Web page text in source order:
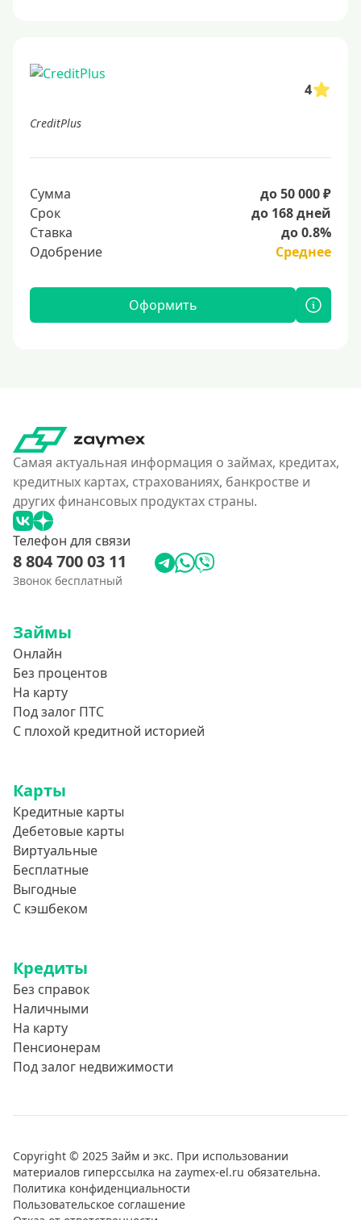
4
CreditPlus
Сумма
до 50 000 ₽
Срок
до 168 дней
Ставка
до 0.8%
Одобрение
Среднее
Оформить
Самая актуальная информация о займах, кредитах,
кредитных картах, страхованиях, банкростве и
других финансовых продуктах страны.
Телефон для связи
8 804 700 03 11
Звонок бесплатный
Займы
Онлайн
Без процентов
На карту
Под залог ПТС
С плохой кредитной историей
Карты
Кредитные карты
Дебетовые карты
Виртуальные
Бесплатные
Выгодные
С кэшбеком
Кредиты
Без справок
Наличными
На карту
Пенсионерам
Под залог недвижимости
Copyright © 2025 Займ и экс. При использовании
материалов гиперссылка на zaymex-el.ru обязательна.
Политика конфиденциальности
Пользовательское соглашение